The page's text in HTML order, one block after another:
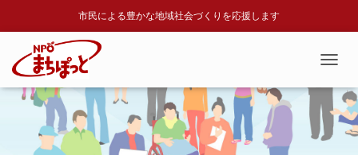
市民による豊かな地域社会づくりを応援します
O
G
G
L